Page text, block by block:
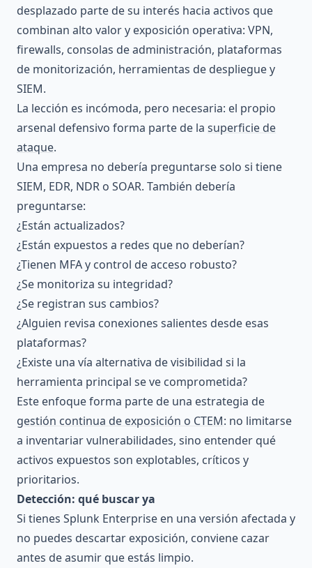
desplazado parte de su interés hacia activos que
combinan alto valor y exposición operativa: VPN,
firewalls, consolas de administración, plataformas
de monitorización, herramientas de despliegue y
SIEM.
La lección es incómoda, pero necesaria: el propio
arsenal defensivo forma parte de la superficie de
ataque.
Una empresa no debería preguntarse solo si tiene
SIEM, EDR, NDR o SOAR. También debería
preguntarse:
¿Están actualizados?
¿Están expuestos a redes que no deberían?
¿Tienen MFA y control de acceso robusto?
¿Se monitoriza su integridad?
¿Se registran sus cambios?
¿Alguien revisa conexiones salientes desde esas
plataformas?
¿Existe una vía alternativa de visibilidad si la
herramienta principal se ve comprometida?
Este enfoque forma parte de una estrategia de
gestión continua de exposición o CTEM: no limitarse
a inventariar vulnerabilidades, sino entender qué
activos expuestos son explotables, críticos y
prioritarios.
Detección: qué buscar ya
Si tienes Splunk Enterprise en una versión afectada y
no puedes descartar exposición, conviene cazar
antes de asumir que estás limpio.